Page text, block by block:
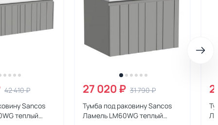
42 410 ₽
Sancos
теплый
27 020 ₽ 31 790 ₽
Тумба под раковину Sancos
Ламель LM60WG теплый